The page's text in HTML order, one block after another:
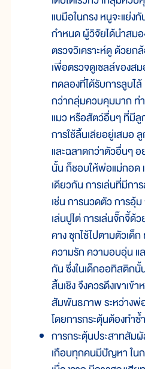
แบมือในกรง หนูจะแย่
กำหนด ผู้วิจัยได้นำสม
ตรวจวิเคราะห์ดู ด้วย
เพื่อตรวจดูเซลล์ของส
ทดลองที่ได้รับการลูบ
กว่ากลุ่มควบคุมมาก ท่
แมว หรือสัตว์อื่นๆ ที่มีลู
การใช้ลิ้นเลียอยู่เสมอ
และฉลาดกว่าตัวอื่นๆ
นั้น ก็ชอบให้พ่อแม่กอด
เดียวกัน การเล่นที่มีก
เช่น การนวดตัว การอุ้
เล่นปูไต่ การเล่นจั๊กจี้ด้
คาง ซุกไซ้ไปตามตัวเด็
ความรัก ความอบอุ่น แ
กัน ซึ่งในเด็กออทิสติก
สิ้นเชิง จึงควรดึงเขาเข้า
สัมพันธภาพ ระหว่าง
โดยการกระตุ้นต้องทำ
การกระตุ้นประสาทสัม
เกือบทุกคนมีปัญหา ใน